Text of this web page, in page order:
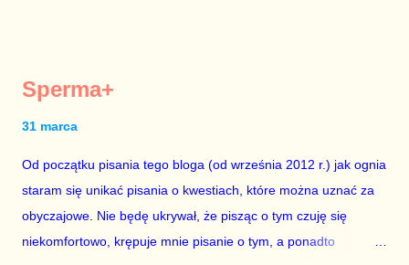
mojej zgody. Prezydent Andrzej Duda zapowiedział, że złoży do
Senatu wniosek o dwudniowe referendum, które miałoby odbyć
nie chce – ani partia rządząca, ani partie opozycyjne. Jeśli w
siedzibie PiS zapadnie decyzja, aby głosować zgodnie z wolą
Dudy, obowiązkiem każdego przyzwoitego człowieka i
szanującego podstawowe reguły demokraty jest takie
Sperma+
31 marca
Od początku pisania tego bloga (od września 2012 r.) jak ognia
staram się unikać pisania o kwestiach, które można uznać za
obyczajowe. Nie będę ukrywał, że pisząc o tym czuję się
niekomfortowo, krępuje mnie pisanie o tym, a ponadto